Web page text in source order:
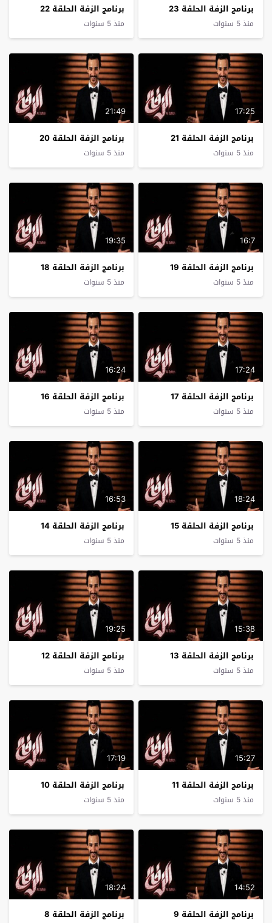
برنامج الزفة الحلقة 23
منذ 5 سنوات
برنامج الزفة الحلقة 22
منذ 5 سنوات
17:25
برنامج الزفة الحلقة 21
منذ 5 سنوات
21:49
برنامج الزفة الحلقة 20
منذ 5 سنوات
16:7
برنامج الزفة الحلقة 19
منذ 5 سنوات
19:35
برنامج الزفة الحلقة 18
منذ 5 سنوات
17:24
برنامج الزفة الحلقة 17
منذ 5 سنوات
16:24
برنامج الزفة الحلقة 16
منذ 5 سنوات
18:24
برنامج الزفة الحلقة 15
منذ 5 سنوات
16:53
برنامج الزفة الحلقة 14
منذ 5 سنوات
15:38
برنامج الزفة الحلقة 13
منذ 5 سنوات
19:25
برنامج الزفة الحلقة 12
منذ 5 سنوات
15:27
برنامج الزفة الحلقة 11
منذ 5 سنوات
17:19
برنامج الزفة الحلقة 10
منذ 5 سنوات
14:52
برنامج الزفة الحلقة 9
18:24
برنامج الزفة الحلقة 8